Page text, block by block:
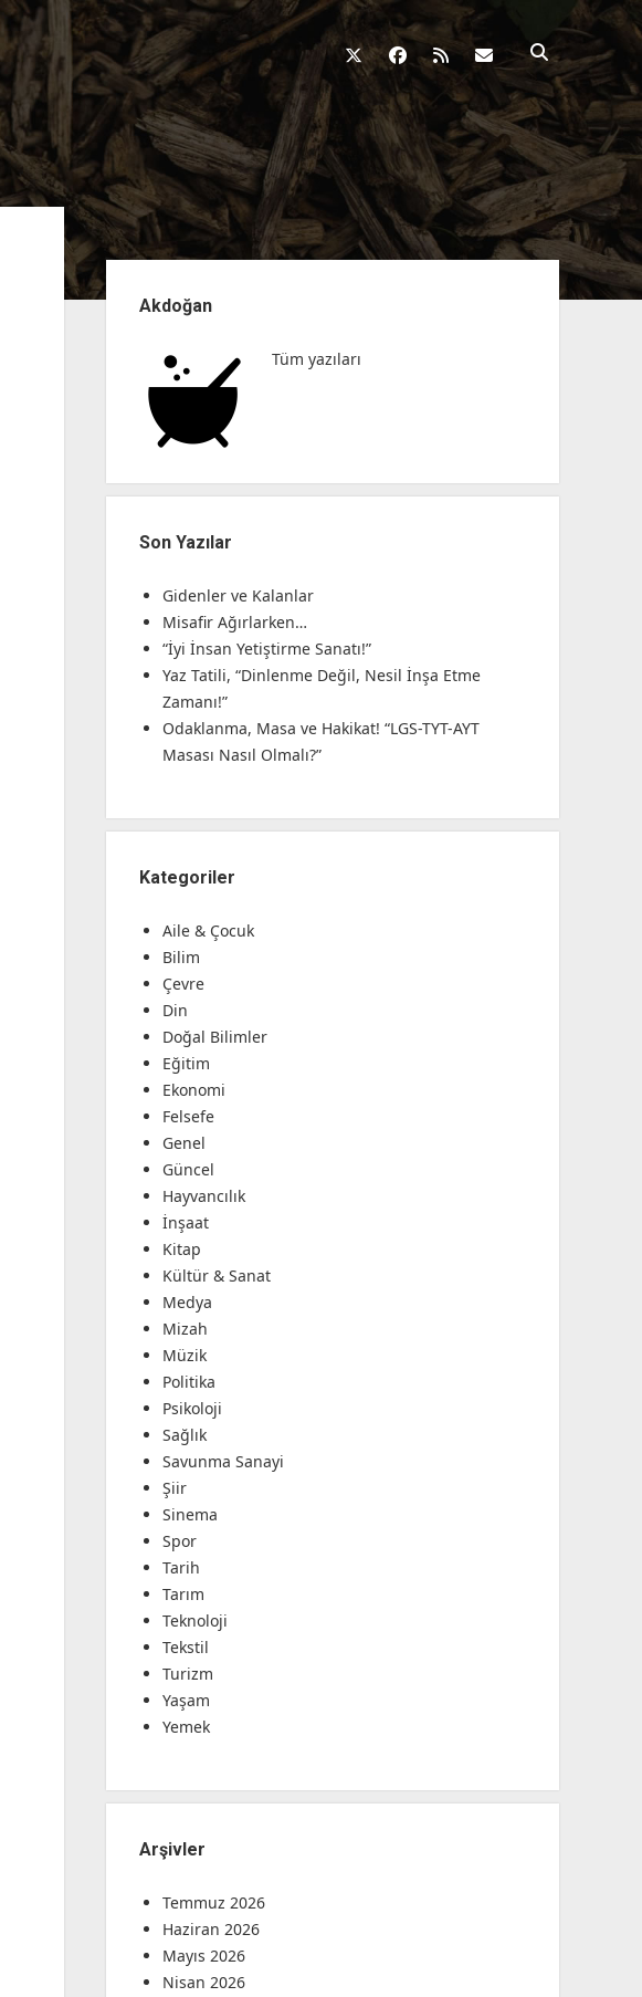
twitterfacebook
rss
MenüAkdoğan
Tüm yazıları
Son Yazılar
Gidenler ve Kalanlar
Misafir Ağırlarken…
“İyi İnsan Yetiştirme Sanatı!”
Yaz Tatili, “Dinlenme Değil, Nesil İnşa Etme
Zamanı!”
Odaklanma, Masa ve Hakikat! “LGS-TYT-AYT
Masası Nasıl Olmalı?”
Kategoriler
Aile & Çocuk
Bilim
Çevre
Din
Doğal Bilimler
Eğitim
Ekonomi
Felsefe
Genel
Güncel
Hayvancılık
İnşaat
Kitap
Kültür & Sanat
Medya
Mizah
Müzik
Politika
Psikoloji
Sağlık
Savunma Sanayi
Şiir
Sinema
Spor
Tarih
Tarım
Teknoloji
Tekstil
Turizm
Yaşam
Yemek
Arşivler
Temmuz 2026
Haziran 2026
Mayıs 2026
Nisan 2026